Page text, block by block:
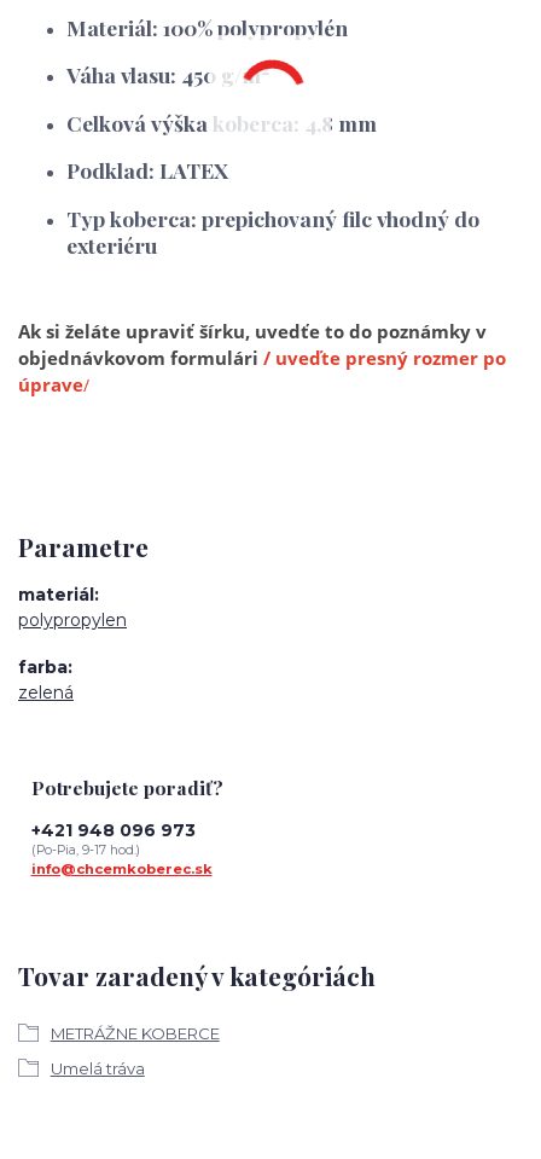
Materiál: 100% polypropylén
Váha vlasu: 450 g/m2
Celková výška koberca: 4,8 mm
Podklad: LATEX
Typ koberca: prepichovaný filc vhodný do
exteriéru
Ak si želáte upraviť šírku, uvedťe to do poznámky v
objednávkovom formulári / uveďte presný rozmer po
úprave/
Parametre
materiál
polypropylen
farba
zelená
Tovar zaradený v kategóriách
METRÁŽNE KOBERCE
Umelá tráva
Potrebujete poradiť?
+421 948 096 973
(Po-Pia, 9-17 hod.)
info@chcemkoberec.sk